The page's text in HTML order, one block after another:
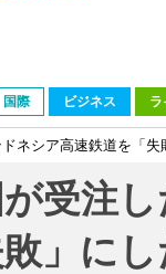
国際 ビジネス ラ
ネシア高速鉄道を「
受注
敗」に